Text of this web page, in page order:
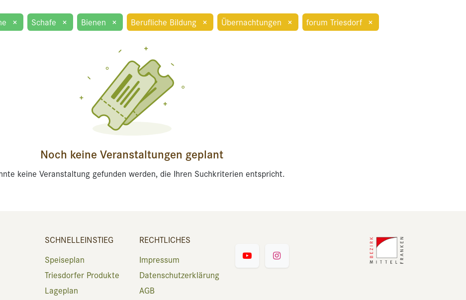
× Schafe × Bienen × Berufliche Bildung × Übernachtungen × forum Triesdorf ×
Noch keine Veranstaltungen geplant
keine Veranstaltung gefunden werden, die Ihren Suchkriterien entspricht.
SCHNELLEINSTIEG
Speiseplan
Triesdorfer Produkte
Lageplan
RECHTLICHES
Impressum
Datenschutzerklärung
AGB